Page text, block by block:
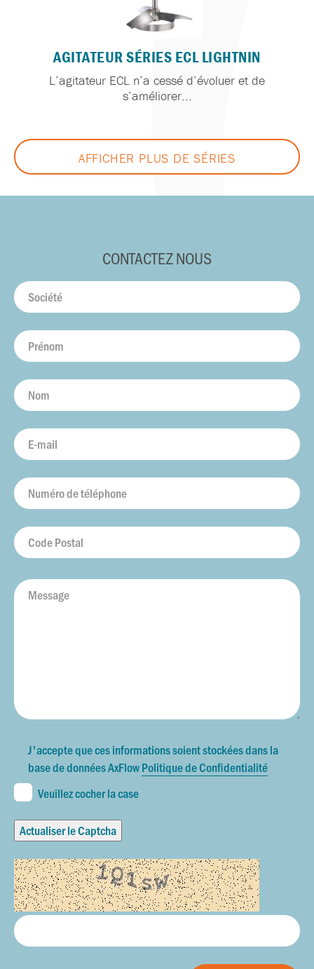
AGITATEUR SÉRIES ECL LIGHTNIN
L’agitateur ECL n’a cessé d’évoluer et de
s’améliorer...
AFFICHER PLUS DE SÉRIES
CONTACTEZ NOUS
J'accepte que ces informations soient stockées dans la
base de données AxFlowPolitique de Confidentialité
Veuillez cocher la case
Actualiser le Captcha